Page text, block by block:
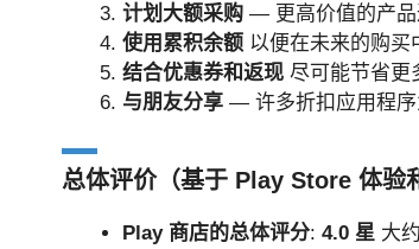
计划大额采购 — 更高价值的产品
使用累积余额 以便在未来的购买
结合优惠券和返现 尽可能节省更
与朋友分享 — 许多折扣应用程序
总体评价（基于 Play Store 体验
Play 商店的总体评分: 4.0 星 大约